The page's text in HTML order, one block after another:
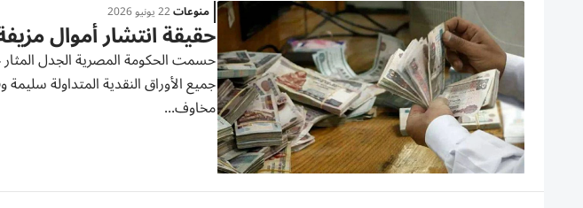
منوعات22 يونيو 2026
حقيقة انتشار أموال
جميع الأوراق النقدية المتداولة
مخاوف...